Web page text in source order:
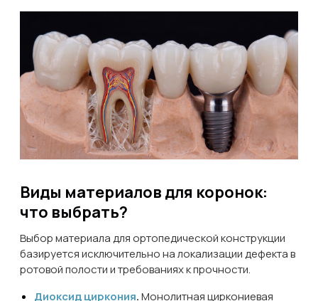
Виды материалов для коронок:
что выбрать?
Выбор материала для ортопедической конструкции
базируется исключительно на локализации дефекта в
ротовой полости и требованиях к прочности.
Диоксид циркония.Монолитная циркониевая